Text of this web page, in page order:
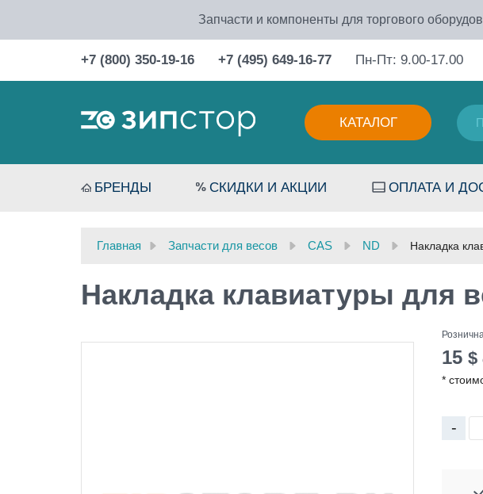
Запчасти и компоненты для торгового
+7 (800) 350-19-16 +7 (495) 649-16-77 Пн-Пт: 9.00-17.00
КАТАЛОГ
БРЕНДЫ СКИДКИ И АКЦИИ ОПЛАТА И
Главная Запчасти для весов CAS ND Накладка
Накладка клавиатуры для
15 $
*
-